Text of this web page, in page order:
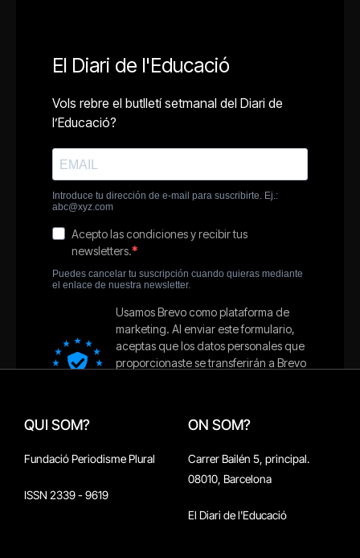
QUI SOM?
Fundació Periodisme Plural
ISSN 2339 - 9619
ON SOM?
Carrer Bailén 5, principal.
08010, Barcelona
El Diari de l'Educació